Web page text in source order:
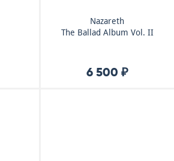
Nazareth
The Ballad Album Vol. II
6 500 ₽